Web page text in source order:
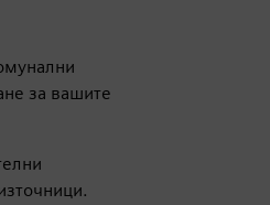
за вашите